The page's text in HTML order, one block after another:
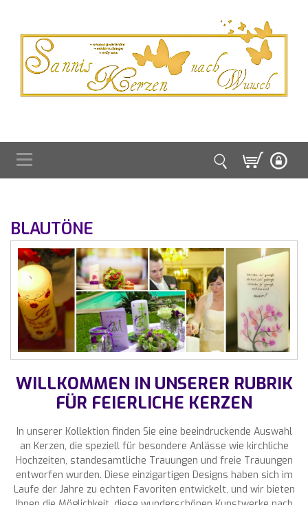
BLAUTÖNE
WILLKOMMEN IN UNSERER RUBRIK
FÜR FEIERLICHE KERZEN
In unserer Kollektion finden Sie eine beeindruckende Auswahl
an Kerzen, die speziell für besondere Anlässe wie kirchliche
Hochzeiten, standesamtliche Trauungen und freie Trauungen
entworfen wurden. Diese einzigartigen Designs haben sich im
Laufe der Jahre zu echten Favoriten entwickelt, und wir bieten